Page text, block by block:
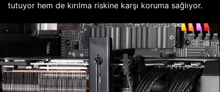
tutuyor hem de kırılma riskine karşı koruma sağlıyor.